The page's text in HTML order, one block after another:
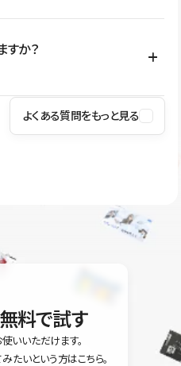
更新作業を進めやすくなりま
を安全に利用できるよう、通信
理、脆弱性対策など、複数の観
しており、悪質なスクリプトの
すか？
プセンターでご確認いただけま
ミュニティもご利用ください。
よくある質問をもっと見る
料で試す
いいただけます。
たいという方はこちら。